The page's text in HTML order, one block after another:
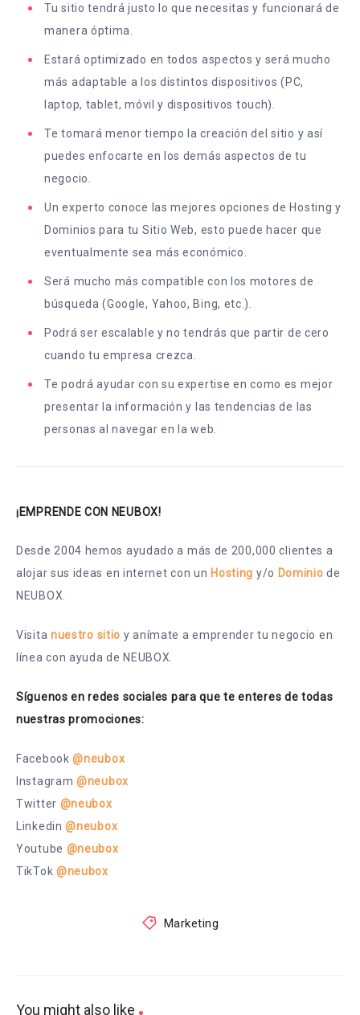
Tu sitio tendrá justo lo que necesitas y funcionará de
manera óptima.
Estará optimizado en todos aspectos y será mucho
más adaptable a los distintos dispositivos (PC,
laptop, tablet, móvil y dispositivos touch).
Te tomará menor tiempo la creación del sitio y así
puedes enfocarte en los demás aspectos de tu
negocio.
Un experto conoce las mejores opciones de Hosting y
Dominios para tu Sitio Web, esto puede hacer que
eventualmente sea más económico.
Será mucho más compatible con los motores de
búsqueda (Google, Yahoo, Bing, etc.).
Podrá ser escalable y no tendrás que partir de cero
cuando tu empresa crezca.
Te podrá ayudar con su expertise en como es mejor
presentar la información y las tendencias de las
personas al navegar en la web.
¡EMPRENDE CON NEUBOX!
Desde 2004 hemos ayudado a más de 200,000 clientes a
alojar sus ideas en internet con un Hosting y/o Dominio de
NEUBOX.
Visita nuestro sitio y anímate a emprender tu negocio en
línea con ayuda de NEUBOX.
Síguenos en redes sociales para que te enteres de todas
nuestras promociones:
Facebook@neubox
Instagram @neubox
Twitter @neubox
Linkedin@neubox
Youtube @neubox
TikTok @neubox
Marketing
You might also like